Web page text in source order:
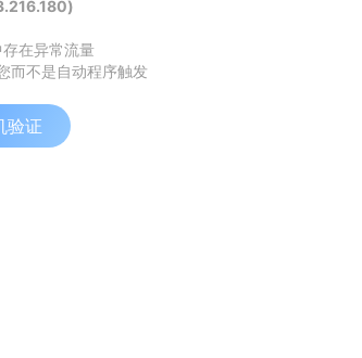
在异常流量
而不是自动程序触发
验证